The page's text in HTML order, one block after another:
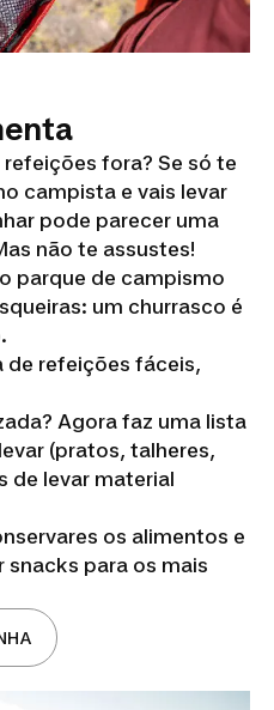
fora? Se só te
campista e vais levar
pode parecer uma
não te assustes!
parque de campismo
um churrasco é
de refeições fáceis,
Agora faz uma lista
(pratos, talheres,
de levar material
os alimentos e
snacks para os mais